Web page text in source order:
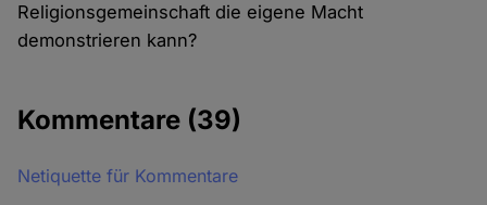
Religionsgemeinschaft die eigene Macht
demonstrieren kann?
Kommentare (39)
Netiquette für Kommentare